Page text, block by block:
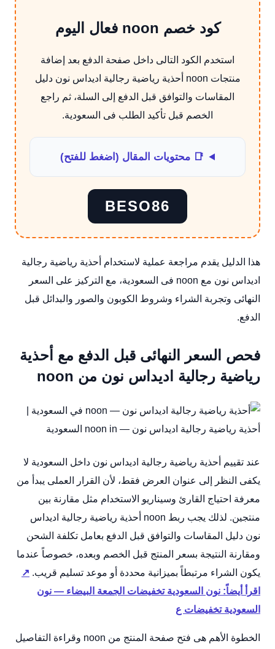
كود خصم noon فعال اليوم
استخدم الكود التالى داخل صفحة الدفع بعد إضافة
منتجات noon أحذية رياضية رجالية اديداس نون دليل
المقاسات والتوافق قبل الدفع إلى السلة، ثم راجع
الخصم قبل تأكيد الطلب فى السعودية.
📑 محتويات المقال (اضغط للفتح)
BESO86
هذا الدليل يقدم مراجعة عملية لاستخدام أحذية رياضية رجالية
اديداس نون مع noon فى السعودية، مع التركيز على السعر
النهائى وتجربة الشراء وشروط الكوبون والصور والبدائل قبل
الدفع.
فحص السعر النهائى قبل الدفع مع أحذية
رياضية رجالية اديداس نون من noon
عند تقييم أحذية رياضية رجالية اديداس نون داخل السعودية لا
يكفى النظر إلى عنوان العرض فقط، لأن القرار العملى يبدأ من
معرفة احتياج القارئ وسيناريو الاستخدام مثل مقارنة بين
منتجين. لذلك يجب ربط noon أحذية رياضية رجالية اديداس
نون دليل المقاسات والتوافق قبل الدفع بعامل تكلفة الشحن
ومقارنة النتيجة بسعر المنتج قبل الخصم وبعده، خصوصاً عندما
يكون الشراء مرتبطاً بميزانية محددة أو موعد تسليم قريب. ↗
اقرأ أيضاً: نون السعودية تخفيضات الجمعة البيضاء — نون
السعودية تخفيضات ع
الخطوة الأهم هى فتح صفحة المنتج من noon وقراءة التفاصيل